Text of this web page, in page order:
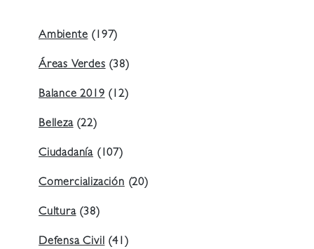
Ambiente(197)
Áreas Verdes(38)
Balance 2019(12)
Belleza(22)
Ciudadanía (107)
Comercialización(20)
Cultura(38)
Defensa Civil(41)